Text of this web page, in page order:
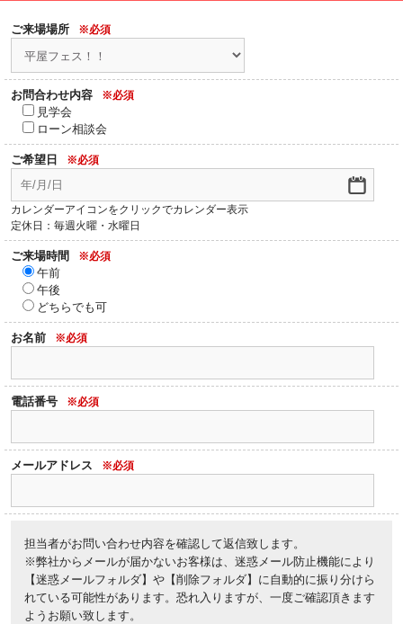
ご来場場所 ※必須
お問合わせ内容 ※必須
見学会
ローン相談会
ご希望日 ※必須
カレンダーアイコンをクリックでカレンダー表示
定休日：毎週火曜・水曜日
ご来場時間 ※必須
午前
午後
どちらでも可
お名前 ※必須
電話番号 ※必須
メールアドレス ※必須
担当者がお問い合わせ内容を確認して返信致します。
※弊社からメールが届かないお客様は、迷惑メール防止機能により
【迷惑メールフォルダ】や【削除フォルダ】に自動的に振り分けら
れている可能性があります。恐れ入りますが、一度ご確認頂きます
ようお願い致します。